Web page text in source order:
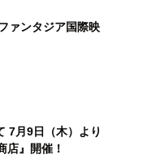
ァンタジア国際映
7月9日（木）より
店』開催！